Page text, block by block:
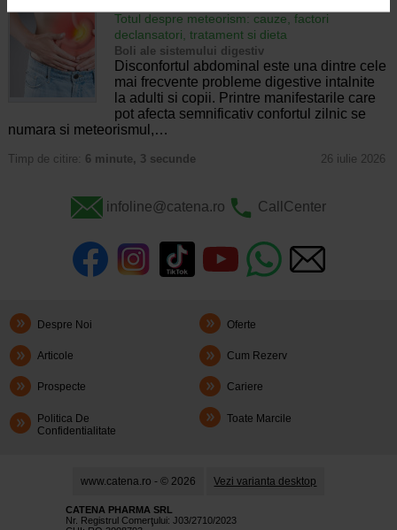
Totul despre meteorism: cauze, factori
declansatori, tratament si dieta
Boli ale sistemului digestiv
Disconfortul abdominal este una dintre cele
mai frecvente probleme digestive intalnite
la adulti si copii. Printre manifestarile care
pot afecta semnificativ confortul zilnic se
numara si meteorismul,…
Timp de citire: 6 minute, 3 secunde 26 iulie 2026
infoline@catena.ro CallCenter
Despre Noi Oferte
Articole Cum Rezerv
Prospecte Cariere
Politica De
Confidentialitate
Toate Marcile
www.catena.ro - © 2026 Vezi varianta desktop
CATENA PHARMA SRL
Nr. Registrul Comerţului: J03/2710/2023